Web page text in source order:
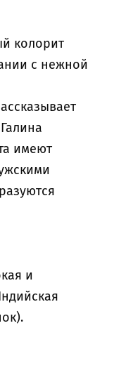
колорит
с нежной
имеют
и